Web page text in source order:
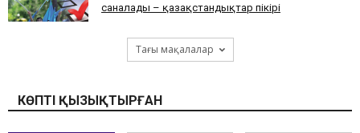
саналады – қазақстандықтар пікірі
Тағы мақалалар
КӨПТІ ҚЫЗЫҚТЫРҒАН